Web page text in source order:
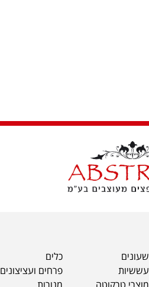
שעונים
עששיות
כלים
פרחים ועציצונים